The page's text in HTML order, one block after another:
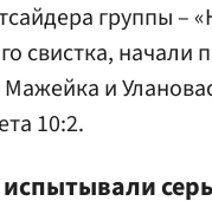
группы –
свистка, начали
и
10:2.